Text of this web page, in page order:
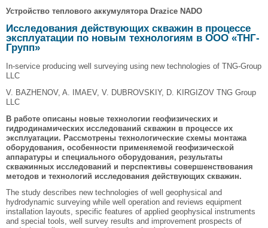
Устройство теплового аккумулятора Drazice NADO
Исследования действующих скважин в процессе
эксплуатации по новым технологиям в ООО «ТНГ-
Групп»
In-service producing well surveying using new technologies of TNG-Group
LLC
V. BAZHENOV, A. IMAEV, V. DUBROVSKIY, D. KIRGIZOV TNG Group
LLC
В работе описаны новые технологии геофизических и
гидродинамических исследований скважин в процессе их
эксплуатации. Рассмотрены технологические схемы монтажа
оборудования, особенности применяемой геофизической
аппаратуры и специального оборудования, результаты
скважинных исследований и перспективы совершенствования
методов и технологий исследования действующих скважин.
The study describes new technologies of well geophysical and
hydrodynamic surveying while well operation and reviews equipment
installation layouts, specific features of applied geophysical instruments
and special tools, well survey results and improvement prospects of